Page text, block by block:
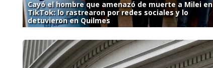
Cayó el hombre que amenazó de muerte a Milei en
TikTok: lo rastrearon por redes sociales y lo
detuvieron en Quilmes